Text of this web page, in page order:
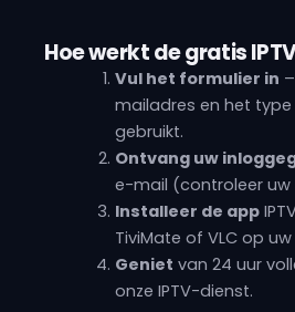
Hoe werkt de gratis
Vul het formulier in
mailadres en het
gebruikt.
Ontvang uw
e-mail (controleer uw
Installeer de app
TiviMate of VLC op
Geniet van 24 uur
onze IPTV-dienst.